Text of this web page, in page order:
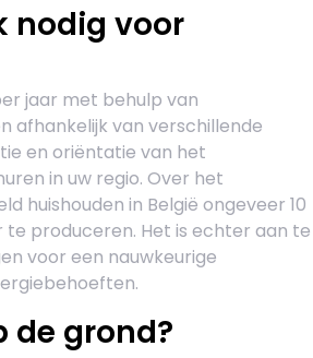
nodig voor
jaar met behulp van
afhankelijk van verschillende
en oriëntatie van het
in uw regio. Over het
huishouden in België ongeveer 10
te produceren. Het is echter aan te
voor een nauwkeurige
de grond?